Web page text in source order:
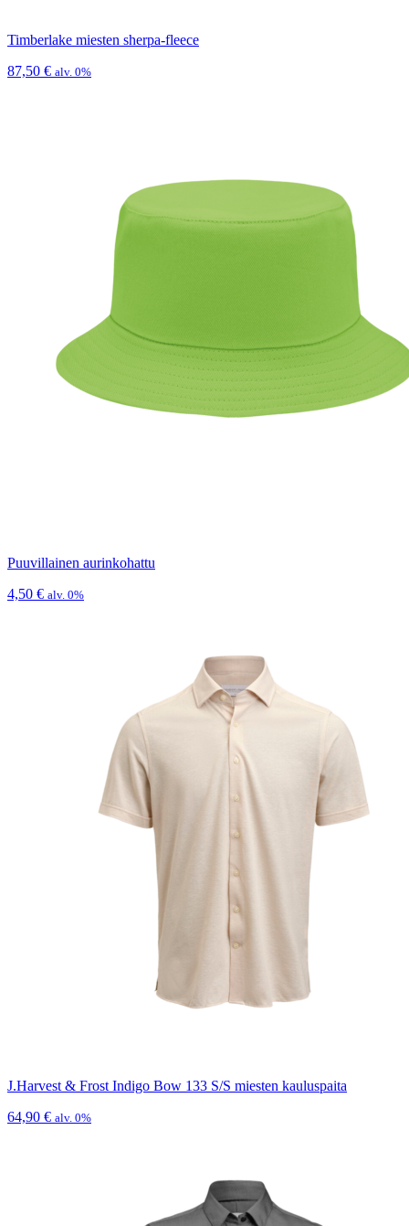
Timberlake miesten sherpa-fleece
87,50 € alv. 0%
Puuvillainen aurinkohattu
4,50 € alv. 0%
J.Harvest & Frost Indigo Bow 133 S/S miesten kauluspaita
64,90 € alv. 0%